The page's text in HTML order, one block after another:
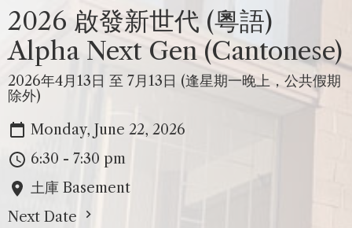
2026 啟發新世代 (粵語)
Alpha Next Gen (Cantonese)
2026年4月13日 至 7月13日 (逢星期一晚上，公共假期
除外)
Monday, June 22, 2026
6:30 - 7:30 pm
土庫 Basement
Next Date